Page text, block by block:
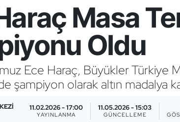
Masa
Oldu
Ece Haraç, Büyükler Türkiye
şampiyon olarak altın madalya
11.02.2026 - 17:00
YAYINLANMA
11.05.2026 - 15:03
GÜNCELLEME